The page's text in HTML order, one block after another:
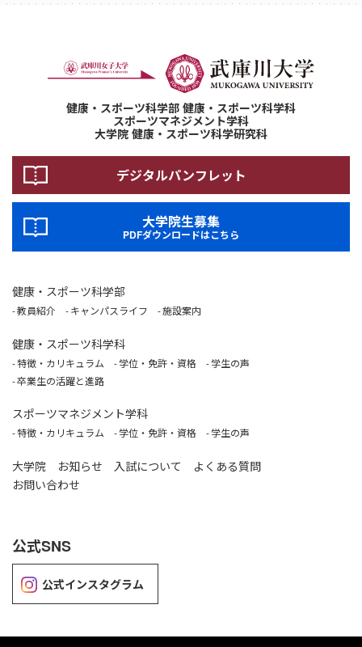
健康・スポーツ科学部 健康・スポーツ科学科
スポーツマネジメント学科
大学院 健康・スポーツ科学研究科
デジタルパンフレット
大学院生募集
PDFダウンロードはこちら
健康・スポーツ科学部
教員紹介 キャンパスライフ 施設案内
健康・スポーツ科学科
特徴・カリキュラム 学位・免許・資格
学生の声
卒業生の活躍と進路
スポーツマネジメント学科
特徴・カリキュラム 学位・免許・資格 学生の声
大学院 お知らせ 入試について
よくある質問
お問い合わせ
公式SNS
公式インスタグラム